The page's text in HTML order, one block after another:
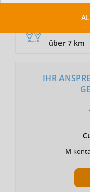
über 7 km
IHR
M